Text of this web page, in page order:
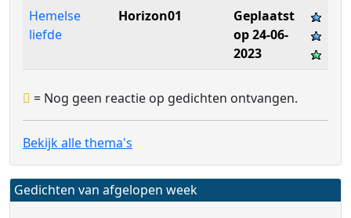
Hemelse
liefde
Horizon01
Geplaatst
op 24-06-
2023
= Nog geen reactie op gedichten ontvangen.
Bekijk alle thema's
Gedichten van afgelopen week